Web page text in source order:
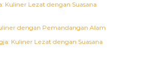
Kuliner Lezat dengan Suasana
dengan Pemandangan Alam
Kuliner Lezat dengan Suasana